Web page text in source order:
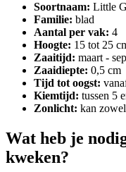
Soortnaam: Little
Familie: blad
Aantal per vak: 4
Hoogte: 15 tot 25
Zaaitijd: maart -
Zaaidiepte: 0,5 cm
Tijd tot oogst:
Kiemtijd: tussen 5
Zonlicht: kan
Wat heb je
kweken?